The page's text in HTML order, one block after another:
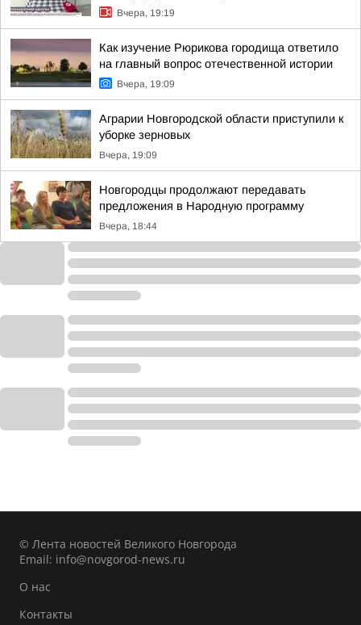
Вчера, 19:19
Как изучение Рюрикова городища ответило
на главный вопрос отечественной истории
Вчера, 19:09
Аграрии Новгородской области приступили к
уборке зерновых
Вчера, 19:09
Новгородцы продолжают передавать
предложения в Народную программу
Вчера, 18:44
© Лента новостей Великого Новгорода
Email: info@novgorod-news.ru
О нас
Контакты